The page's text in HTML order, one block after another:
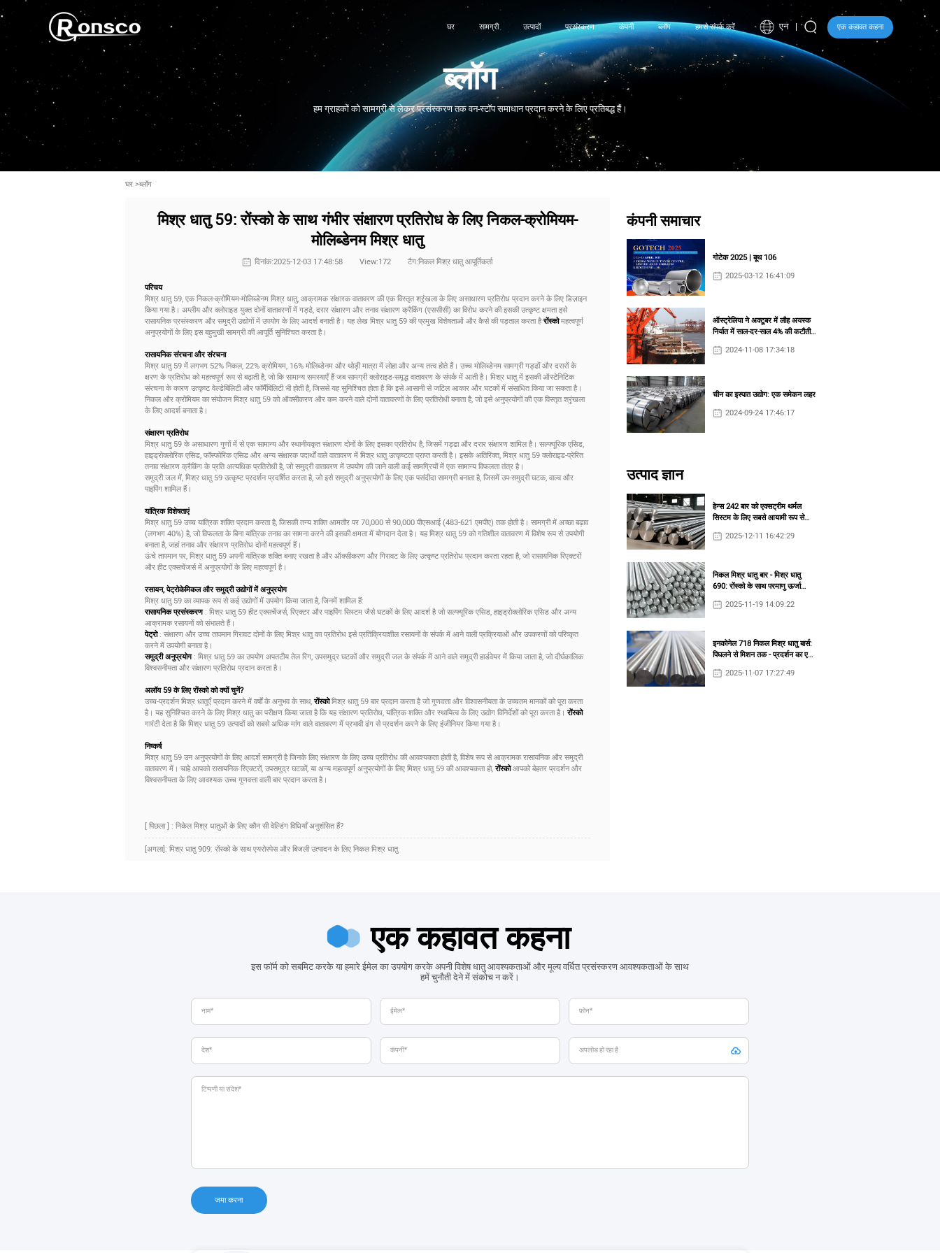
घर सामग्री उत्पादों प्रसंस्करण कंपनी ब्लॉग हमसे संपर्क करें एन एक कहावत कहना
ब्लॉग
हम ग्राहकों को सामग्री से लेकर प्रसंस्करण तक वन-स्टॉप समाधान प्रदान करने के लिए प्रतिबद्ध हैं।
घर>ब्लॉग
मिश्र धातु 59: रोंस्को के साथ गंभीर संक्षारण प्रतिरोध के लिए निकल-क्रोमियम-
मोलिब्डेनम मिश्र धातु
दिनांक:2025-12-03 17:48:58 View:172 टैग:निकल मिश्र धातु आपूर्तिकर्ता
परिचय
मिश्र धातु 59, एक निकल-क्रोमियम-मोलिब्डेनम मिश्र धातु, आक्रामक संक्षारक वातावरण की एक विस्तृत श्रृंखला के लिए असाधारण प्रतिरोध प्रदान करने के लिए डिज़ाइन
किया गया है। अम्लीय और क्लोराइड युक्त दोनों वातावरणों में गड्ढे, दरार संक्षारण और तनाव संक्षारण क्रैकिंग (एससीसी) का विरोध करने की इसकी उत्कृष्ट क्षमता इसे
रासायनिक प्रसंस्करण और समुद्री उद्योगों में उपयोग के लिए आदर्श बनाती है। यह लेख मिश्र धातु 59 की प्रमुख विशेषताओं और कैसे की पड़ताल करता हैरोंस्कोमहत्वपूर्ण
अनुप्रयोगों के लिए इस बहुमुखी सामग्री की आपूर्ति सुनिश्चित करता है।
रासायनिक संरचना और संरचना
मिश्र धातु 59 में लगभग 52% निकल, 22% क्रोमियम, 16% मोलिब्डेनम और थोड़ी मात्रा में लोहा और अन्य तत्व होते हैं। उच्च मोलिब्डेनम सामग्री गड्ढों और दरारों के
क्षरण के प्रतिरोध को महत्वपूर्ण रूप से बढ़ाती है, जो कि सामान्य समस्याएँ हैं जब सामग्री क्लोराइड-समृद्ध वातावरण के संपर्क में आती है। मिश्र धातु में इसकी ऑस्टेनिटिक
संरचना के कारण उत्कृष्ट वेल्डेबिलिटी और फॉर्मैबिलिटी भी होती है, जिससे यह सुनिश्चित होता है कि इसे आसानी से जटिल आकार और घटकों में संसाधित किया जा सकता है।
निकल और क्रोमियम का संयोजन मिश्र धातु 59 को ऑक्सीकरण और कम करने वाले दोनों वातावरणों के लिए प्रतिरोधी बनाता है, जो इसे अनुप्रयोगों की एक विस्तृत श्रृंखला
के लिए आदर्श बनाता है।
संक्षारण प्रतिरोध
मिश्र धातु 59 के असाधारण गुणों में से एक सामान्य और स्थानीयकृत संक्षारण दोनों के लिए इसका प्रतिरोध है, जिसमें गड्ढा और दरार संक्षारण शामिल है। सल्फ्यूरिक एसिड,
हाइड्रोक्लोरिक एसिड, फॉस्फोरिक एसिड और अन्य संक्षारक पदार्थों वाले वातावरण में मिश्र धातु उत्कृष्टता प्राप्त करती है। इसके अतिरिक्त, मिश्र धातु 59 क्लोराइड-प्रेरित
तनाव संक्षारण क्रैकिंग के प्रति अत्यधिक प्रतिरोधी है, जो समुद्री वातावरण में उपयोग की जाने वाली कई सामग्रियों में एक सामान्य विफलता तंत्र है।
समुद्री जल में, मिश्र धातु 59 उत्कृष्ट प्रदर्शन प्रदर्शित करता है, जो इसे समुद्री अनुप्रयोगों के लिए एक पसंदीदा सामग्री बनाता है, जिसमें उप-समुद्री घटक, वाल्व और
पाइपिंग शामिल हैं।
यांत्रिक विशेषताएं
मिश्र धातु 59 उच्च यांत्रिक शक्ति प्रदान करता है, जिसकी तन्य शक्ति आमतौर पर 70,000 से 90,000 पीएसआई (483-621 एमपीए) तक होती है। सामग्री में अच्छा बढ़ाव
(लगभग 40%) है, जो विफलता के बिना यांत्रिक तनाव का सामना करने की इसकी क्षमता में योगदान देता है। यह मिश्र धातु 59 को गतिशील वातावरण में विशेष रूप से उपयोगी
बनाता है, जहां तनाव और संक्षारण प्रतिरोध दोनों महत्वपूर्ण हैं।
ऊंचे तापमान पर, मिश्र धातु 59 अपनी यांत्रिक शक्ति बनाए रखता है और ऑक्सीकरण और गिरावट के लिए उत्कृष्ट प्रतिरोध प्रदान करता रहता है, जो रासायनिक रिएक्टरों
और हीट एक्सचेंजर्स में अनुप्रयोगों के लिए महत्वपूर्ण है।
रसायन, पेट्रोकेमिकल और समुद्री उद्योगों में अनुप्रयोग
मिश्र धातु 59 का व्यापक रूप से कई उद्योगों में उपयोग किया जाता है, जिनमें शामिल हैं:
रासायनिक प्रसंस्करण: मिश्र धातु 59 हीट एक्सचेंजर्स, रिएक्टर और पाइपिंग सिस्टम जैसे घटकों के लिए आदर्श है जो सल्फ्यूरिक एसिड, हाइड्रोक्लोरिक एसिड और अन्य
आक्रामक रसायनों को संभालते हैं।
पेट्रो: संक्षारण और उच्च तापमान गिरावट दोनों के लिए मिश्र धातु का प्रतिरोध इसे प्रतिक्रियाशील रसायनों के संपर्क में आने वाली प्रक्रियाओं और उपकरणों को परिष्कृत
करने में उपयोगी बनाता है।
समुद्री अनुप्रयोग: मिश्र धातु 59 का उपयोग अपतटीय तेल रिग, उपसमुद्र घटकों और समुद्री जल के संपर्क में आने वाले समुद्री हार्डवेयर में किया जाता है, जो दीर्घकालिक
विश्वसनीयता और संक्षारण प्रतिरोध प्रदान करता है।
अलॉय 59 के लिए रोंस्को को क्यों चुनें?
उच्च-प्रदर्शन मिश्र धातुएँ प्रदान करने में वर्षों के अनुभव के साथ,रोंस्कोमिश्र धातु 59 बार प्रदान करता है जो गुणवत्ता और विश्वसनीयता के उच्चतम मानकों को पूरा करता
है। यह सुनिश्चित करने के लिए मिश्र धातु का परीक्षण किया जाता है कि यह संक्षारण प्रतिरोध, यांत्रिक शक्ति और स्थायित्व के लिए उद्योग विनिर्देशों को पूरा करता है।रोंस्को
गारंटी देता है कि मिश्र धातु 59 उत्पादों को सबसे अधिक मांग वाले वातावरण में प्रभावी ढंग से प्रदर्शन करने के लिए इंजीनियर किया गया है।
निष्कर्ष
मिश्र धातु 59 उन अनुप्रयोगों के लिए आदर्श सामग्री है जिनके लिए संक्षारण के लिए उच्च प्रतिरोध की आवश्यकता होती है, विशेष रूप से आक्रामक रासायनिक और समुद्री
वातावरण में। चाहे आपको रासायनिक रिएक्टरों, उपसमुद्र घटकों, या अन्य महत्वपूर्ण अनुप्रयोगों के लिए मिश्र धातु 59 की आवश्यकता हो,रोंस्कोआपको बेहतर प्रदर्शन और
विश्वसनीयता के लिए आवश्यक उच्च गुणवत्ता वाली बार प्रदान करता है।
[ पिछला ] : निकेल मिश्र धातुओं के लिए कौन सी वेल्डिंग विधियाँ अनुशंसित हैं?
[अगला]: मिश्र धातु 909: रोंस्को के साथ एयरोस्पेस और बिजली उत्पादन के लिए निकल मिश्र धातु
कंपनी समाचार
गोटेक 2025 | बूथ 106
2025-03-12 16:41:09
ऑस्ट्रेलिया ने अक्टूबर में लौह अयस्क
निर्यात में साल-दर-साल 4% की कटौती
2024-11-08 17:34:18
चीन का इस्पात उद्योग: एक समेकन लहर
2024-09-24 17:46:17
उत्पाद ज्ञान
हेन्स 242 बार को एक्सट्रीम थर्मल
सिस्टम के लिए सबसे आयामी रूप से
माना जाता है?
2025-12-11 16:42:29
निकल मिश्र धातु बार - मिश्र धातु
690: रोंस्को के साथ परमाणु ऊर्जा
2025-11-19 14:09:22
इनकोनेल 718 निकल मिश्र धातु बार्स:
पिघलने से मिशन तक - प्रदर्शन का एक
2025-11-07 17:27:49
एक कहावत कहना
इस फॉर्म को सबमिट करके या हमारे ईमेल का उपयोग करके अपनी विशेष धातु आवश्यकताओं और मूल्य वर्धित प्रसंस्करण आवश्यकताओं के साथ
हमें चुनौती देने में संकोच न करें।
जमा करना